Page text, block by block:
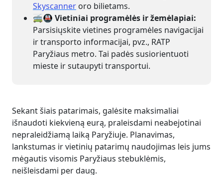
Skyscanner oro bilietams.
🚎🚇 Vietiniai programėlės ir žemėlapiai:
Parsisiųskite vietines programėles navigacijai
ir transporto informacijai, pvz., RATP
Paryžiaus metro. Tai padės susiorientuoti
mieste ir sutaupyti transportui.
Sekant šiais patarimais, galėsite maksimaliai
išnaudoti kiekvieną eurą, praleisdami neabejotinai
nepraleidžiamą laiką Paryžiuje. Planavimas,
lankstumas ir vietinių patarimų naudojimas leis jums
mėgautis visomis Paryžiaus stebuklėmis,
neišleisdami per daug.